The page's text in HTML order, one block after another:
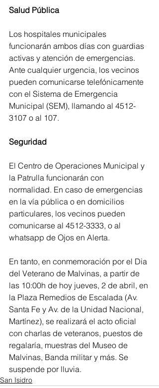
Salud Pública
Los hospitales municipales
funcionarán ambos días con guardias
activas y atención de emergencias.
Ante cualquier urgencia, los vecinos
pueden comunicarse telefónicamente
con el Sistema de Emergencia
Municipal (SEM), llamando al 4512-
3107 o al 107.
Seguridad
El Centro de Operaciones Municipal y
la Patrulla funcionarán con
normalidad. En caso de emergencias
en la vía pública o en domicilios
particulares, los vecinos pueden
comunicarse al 4512-3333, o al
whatsapp de Ojos en Alerta.
En tanto, en conmemoración por el Dia
del Veterano de Malvinas, a partir de
las 10:00h de hoy jueves, 2 de abril, en
la Plaza Remedios de Escalada (Av.
Santa Fe y Av. de la Unidad Nacional,
Martínez), se realizará el acto oficial
con charlas de veteranos, puestos de
regalaría, muestras del Museo de
Malvinas, Banda militar y más. Se
suspende por lluvia.
San Isidro